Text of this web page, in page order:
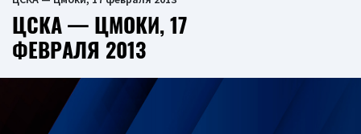
ЦСКА — ЦМОКИ, 17
ФЕВРАЛЯ 2013